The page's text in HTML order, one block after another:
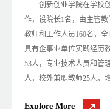
创新创业学院在学校
作，设院长1名，由主管
教师和工作人员160名，
具有企事业单位实践经历
53人，专业技术人员和管
人，校外兼职教师25人。
Explore More